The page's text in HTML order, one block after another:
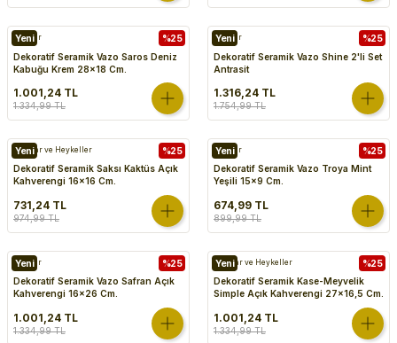
%25
Yeni
Vazolar
Dekoratif Seramik Vazo Saros Deniz
Kabuğu Krem 28x18 Cm.
1.001,24 TL
1.334,99 TL
%25
Yeni
Vazolar
Dekoratif Seramik Vazo Shine 2'li Set
Antrasit
1.316,24 TL
1.754,99 TL
%25
Yeni
Biblolar ve Heykeller
Dekoratif Seramik Saksı Kaktüs Açık
Kahverengi 16x16 Cm.
731,24 TL
974,99 TL
%25
Yeni
Vazolar
Dekoratif Seramik Vazo Troya Mint
Yeşili 15x9 Cm.
674,99 TL
899,99 TL
%25
Yeni
Vazolar
Dekoratif Seramik Vazo Safran Açık
Kahverengi 16x26 Cm.
1.001,24 TL
1.334,99 TL
%25
Yeni
Biblolar ve Heykeller
Dekoratif Seramik Kase-Meyvelik
Simple Açık Kahverengi 27x16,5 Cm.
1.001,24 TL
1.334,99 TL